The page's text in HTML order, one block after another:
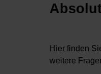
Hier finden
weitere